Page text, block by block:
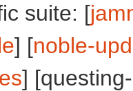
suite: [
] [noble-
]